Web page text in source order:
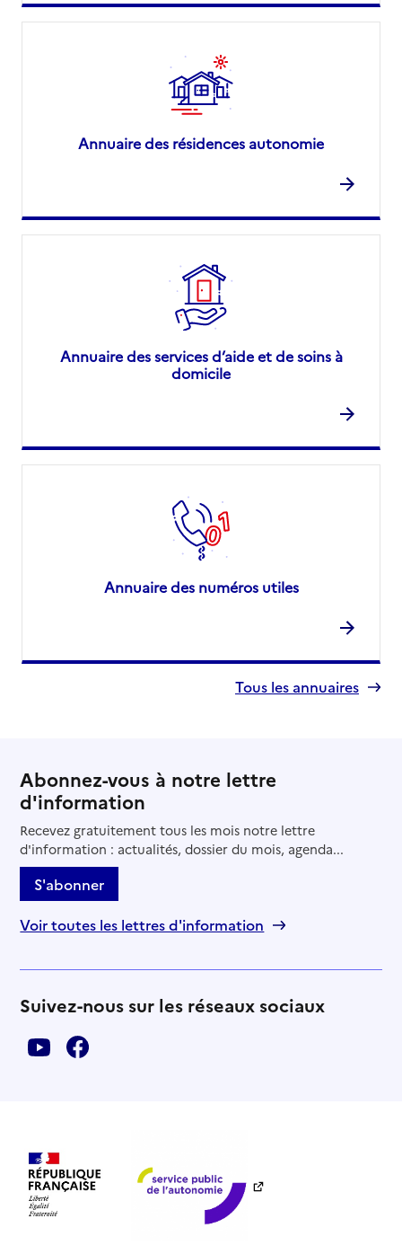
Annuaire des résidences autonomie
Annuaire des services d’aide et de soins à
domicile
Annuaire des numéros utiles
Tous les annuaires
Abonnez-vous à notre lettre
d'information
Recevez gratuitement tous les mois notre lettre
d'information : actualités, dossier du mois, agenda...
S'abonner
Voir toutes les lettres d'information
Suivez-nous sur les réseaux sociaux